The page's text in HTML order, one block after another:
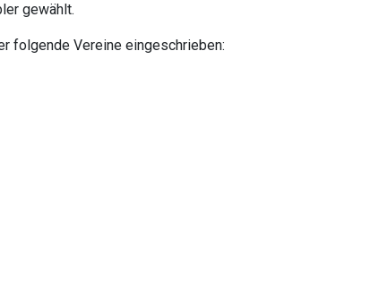
gewählt.
folgende Vereine eingeschrieben: